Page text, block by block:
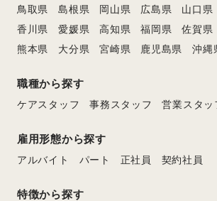
鳥取県
島根県 岡山県 広島県 山口県
香川県
愛媛県 高知県 福岡県 佐賀県
熊本県
大分県 宮崎県 鹿児島県 沖縄
職種から探す
ケアスタッフ 事務スタッフ 営業スタッ
雇用形態から探す
アルバイト パート 正社員 契約社員
特徴から探す